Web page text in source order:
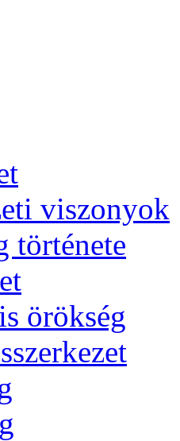
viszonyok
története
örökség